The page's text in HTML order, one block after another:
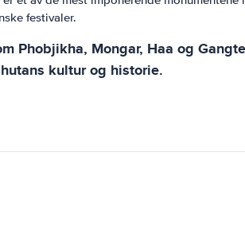
festivaler.
Mongar, Haa og
kultur og historie.